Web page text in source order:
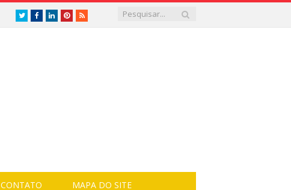
TwitterFacebookLinkedInPinterest
RSS
CONTATO MAPA DO SITE